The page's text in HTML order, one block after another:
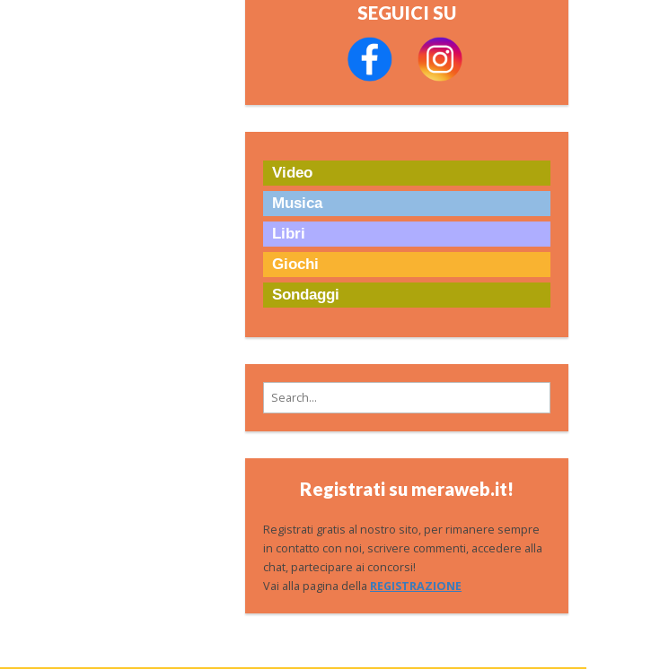
SEGUICI SU
Video
Musica
Libri
Giochi
Sondaggi
Search for:
Registrati su meraweb.it!
Registrati gratis al nostro sito, per rimanere sempre
in contatto con noi, scrivere commenti, accedere alla
chat, partecipare ai concorsi!
Vai alla pagina della REGISTRAZIONE